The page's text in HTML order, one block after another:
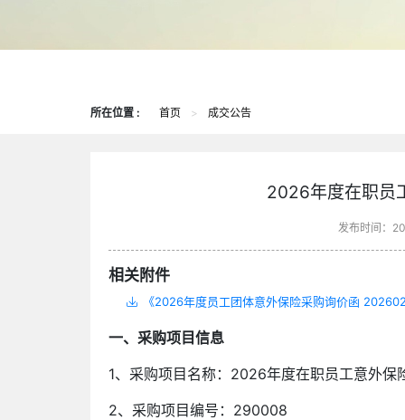
所在位置 : 首页 > 成交公告
2026年度在职员
发布时间：
相关附件
《2026年度员工团体意外保险采购询价函
一、采购项目信息
1、采购项目名称：2026年度在职员工意外保
2、采购项目编号：290008